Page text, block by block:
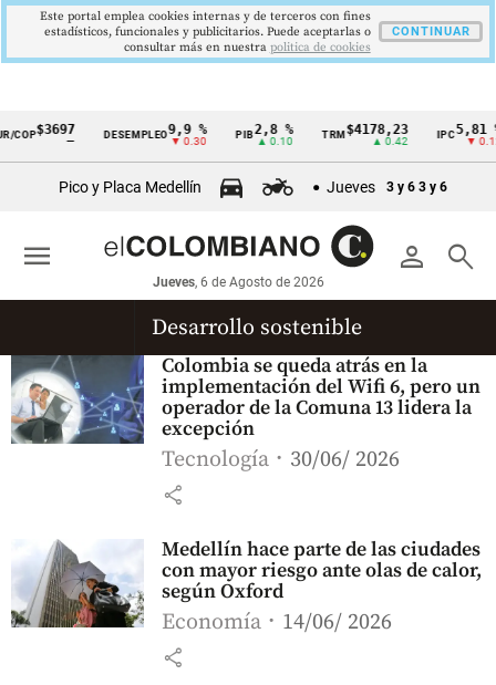
Cintillo
económicos
Colombia
COP$3697 DESEMPLEO9,9 %
▼ 0.30
PIB2,8 %
▲ 0.10
TRM$4178,23
▲ 0.42
IPC5,81 %
▼ 0.12
Pico y Placa Medellín Jueves 3 y 6 3 y 6
person search
Jueves, 6 de Agosto de 2026
menu
Desarrollo sostenible
Colombia se queda atrás en la
implementación del Wifi 6, pero un
operador de la Comuna 13 lidera la
excepción
Tecnología 30/06/ 2026
share
Medellín hace parte de las ciudades
con mayor riesgo ante olas de calor,
según Oxford
Economía 14/06/ 2026
share
Este portal emplea cookies internas y de terceros con fines
estadísticos, funcionales y publicitarios. Puede aceptarlas o
consultar más en nuestra politica de cookies
CONTINUAR